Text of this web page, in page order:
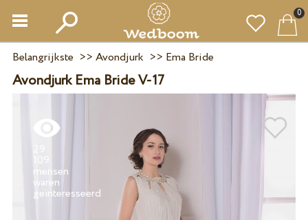
0
Belangrijkste >> Avondjurk >> Ema Bride
Avondjurk Ema Bride V-17
109
mensen
waren